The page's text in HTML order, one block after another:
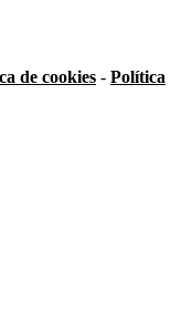
de cookies - Política